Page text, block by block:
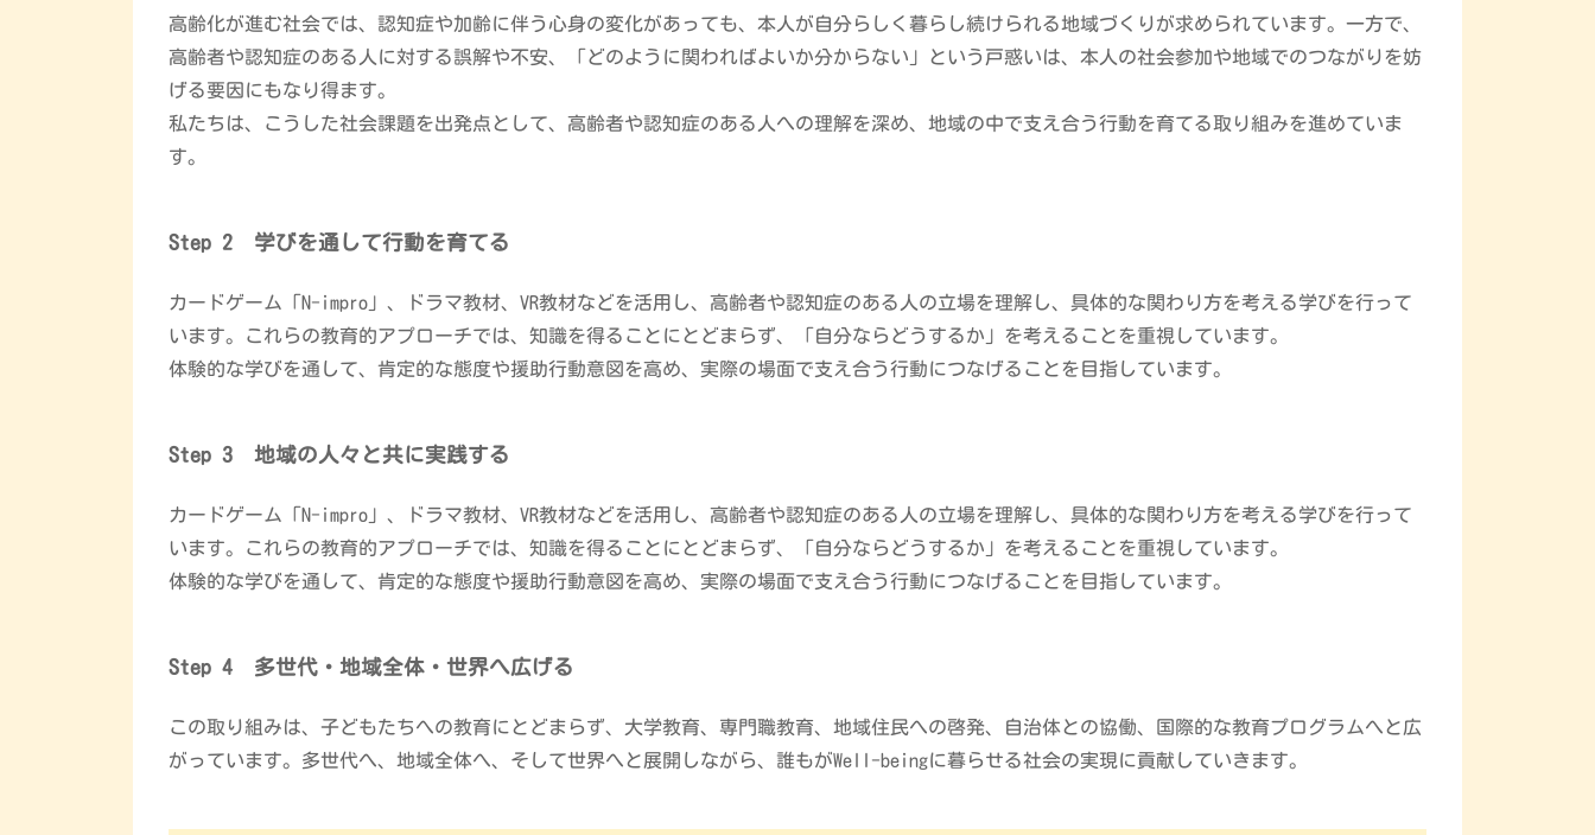
高齢化が進む社会では、認知症や加齢に伴う心身の変化があっても、本人が自分らしく暮らし続けられる地域づくりが求められています。 一方で、
高齢者や認知症のある人に対する誤解や不安、「どのように関わればよいか分からない」という戸惑いは、本人の社会参加や地域でのつながりを妨
げる要因にもなり得ます。
私たちは、こうした社会課題を出発点として、高齢者や認知症のある人への理解を深め、地域の中で支え合う行動を育てる取り組みを進めていま
す。
Step 2 学びを通して行動を育てる
カードゲーム「N-impro」、ドラマ教材、VR教材などを活用し、高齢者や認知症のある人の立場を理解し、具体的な関わり方を考える学びを行って
います。
これらの教育的アプローチでは、知識を得ることにとどまらず、「自分ならどうするか」を考えることを重視しています。
体験的な学びを通して、肯定的な態度や援助行動意図を高め、実際の場面で支え合う行動につなげることを目指しています。
Step 3 地域の人々と共に実践する
カードゲーム「N-impro」、ドラマ教材、VR教材などを活用し、高齢者や認知症のある人の立場を理解し、具体的な関わり方を考える学びを行って
います。
これらの教育的アプローチでは、知識を得ることにとどまらず、「自分ならどうするか」を考えることを重視しています。
体験的な学びを通して、肯定的な態度や援助行動意図を高め、実際の場面で支え合う行動につなげることを目指しています。
Step 4 多世代・地域全体・世界へ広げる
この取り組みは、子どもたちへの教育にとどまらず、大学教育、専門職教育、地域住民への啓発、自治体との協働、国際的な教育プログラムへと広
がっています。 多世代へ、地域全体へ、そして世界へと展開しながら、誰もがWell-beingに暮らせる社会の実現に貢献していきます。